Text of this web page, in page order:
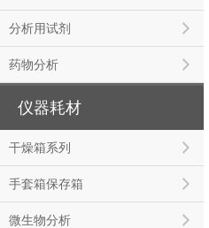
分析用试剂
药物分析
仪器耗材
干燥箱系列
手套箱保存箱
微生物分析